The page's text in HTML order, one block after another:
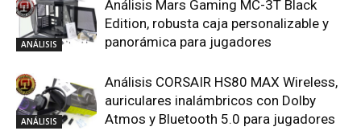
ANÁLISIS
Análisis Mars Gaming MC-3T Black
Edition, robusta caja personalizable y
panorámica para jugadores
ANÁLISIS
Análisis CORSAIR HS80 MAX Wireless,
auriculares inalámbricos con Dolby
Atmos y Bluetooth 5.0 para jugadores